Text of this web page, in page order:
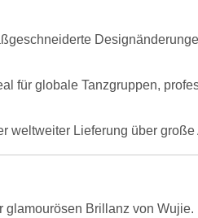
für globale Tanzgruppen,
weltweiter Lieferung über
Brillanz von